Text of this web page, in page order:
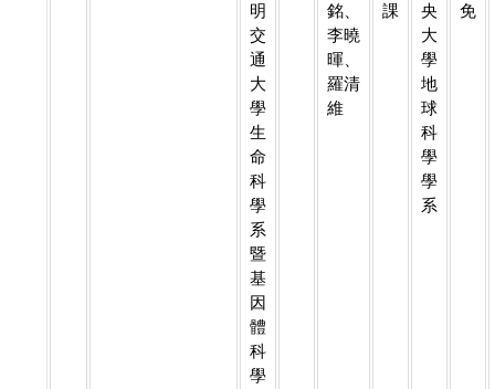
明
交
通
大
學
生
命
科
學
系
暨
基
因
體
科
學
銘、
李曉
暉、
羅清
維
課
央
大
學
地
球
科
學
學
系
免